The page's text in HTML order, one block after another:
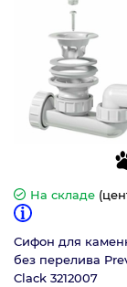
На складе
Сифон для
без перелива
Clack 3212007